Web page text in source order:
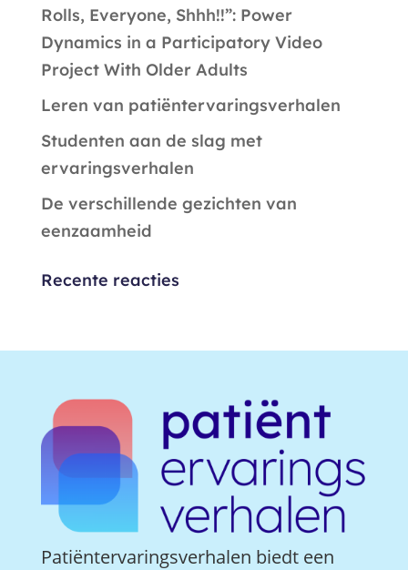
Rolls, Everyone, Shhh!!”: Power
Dynamics in a Participatory Video
Project With Older Adults
Leren van patiëntervaringsverhalen
Studenten aan de slag met
ervaringsverhalen
De verschillende gezichten van
eenzaamheid
Recente reacties
Patiëntervaringsverhalen biedt een